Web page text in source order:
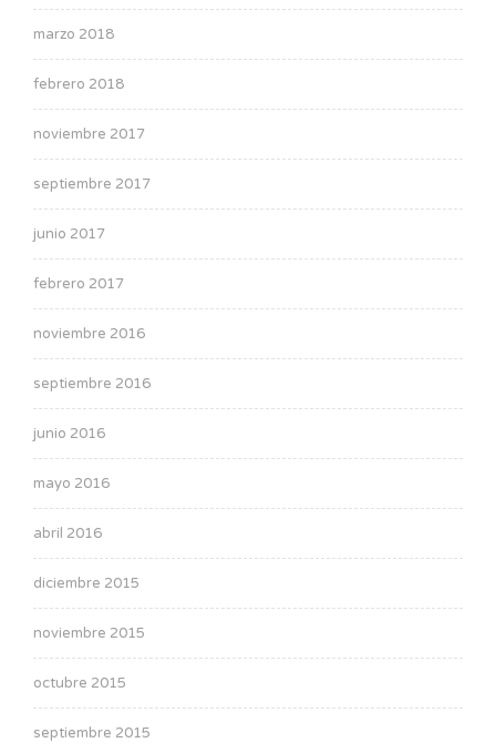
marzo 2018
febrero 2018
noviembre 2017
septiembre 2017
junio 2017
febrero 2017
noviembre 2016
septiembre 2016
junio 2016
mayo 2016
abril 2016
diciembre 2015
noviembre 2015
octubre 2015
septiembre 2015